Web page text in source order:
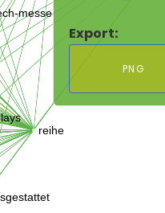
Export:
PNG